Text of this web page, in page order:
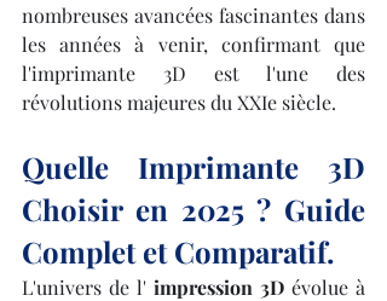
nombreuses avancées fascinantes dans
les années à venir, confirmant que
l'imprimante 3D est l'une des
révolutions majeures du XXIe siècle.
Quelle Imprimante 3D
Choisir en 2025 ? Guide
Complet et Comparatif.
L'univers de l' impression 3D évolue à